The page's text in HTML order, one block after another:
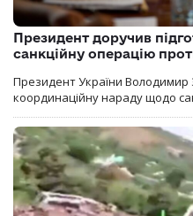
Президент доручив
санкційну операцію
Президент України Володимир
координаційну нараду щодо